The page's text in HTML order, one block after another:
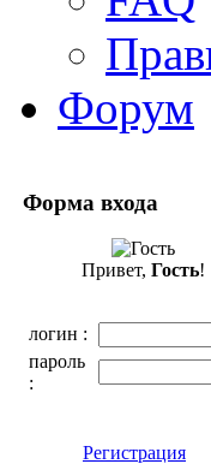
Форум
Форма входа
Привет, Гость!
логин :
пароль
:
Регистрация